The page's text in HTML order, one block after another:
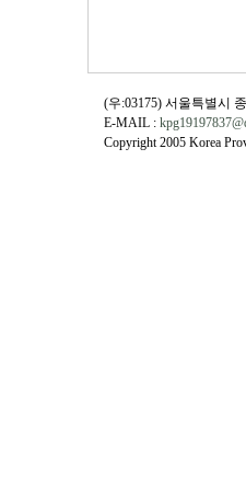
(우:03175) 서울특별시
E-MAIL :
Copyright 2005 Korea